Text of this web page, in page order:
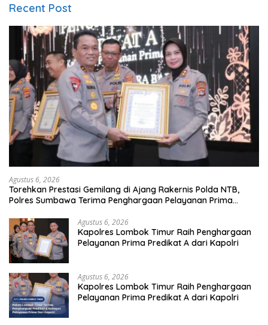
Recent Post
Agustus 6, 2026
Torehkan Prestasi Gemilang di Ajang Rakernis Polda NTB,
Polres Sumbawa Terima Penghargaan Pelayanan Prima
Agustus 6, 2026
Kapolres Lombok Timur Raih Penghargaan
Pelayanan Prima Predikat A dari Kapolri
Agustus 6, 2026
Kapolres Lombok Timur Raih Penghargaan
Pelayanan Prima Predikat A dari Kapolri